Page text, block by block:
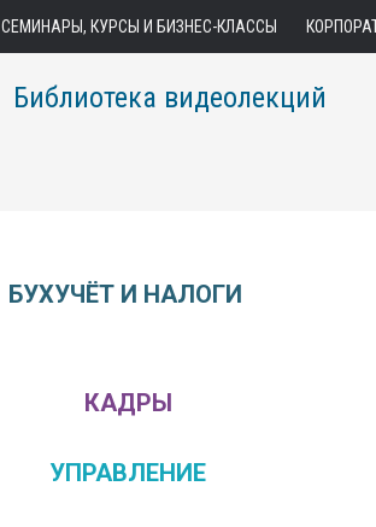
СЕМИНАРЫ, КУРСЫ И БИЗНЕС-КЛАССЫ
Библиотека видеолекций
БУХУЧЁТ И НАЛОГИ
КАДРЫ
УПРАВЛЕНИЕ